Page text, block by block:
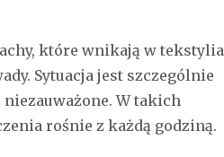
które wnikają w tekstylia
Sytuacja jest szczególnie
niezauważone. W takich
rośnie z każdą godziną.